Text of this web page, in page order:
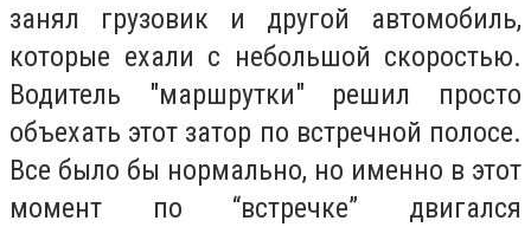
занял грузовик и другой автомобиль,
которые ехали с небольшой скоростью.
Водитель "маршрутки" решил просто
объехать этот затор по встречной полосе.
Все было бы нормально, но именно в этот
момент по “встречке” двигался